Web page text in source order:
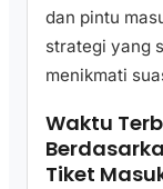
dan pintu
strategi yang
menikmati
Waktu
Tiket